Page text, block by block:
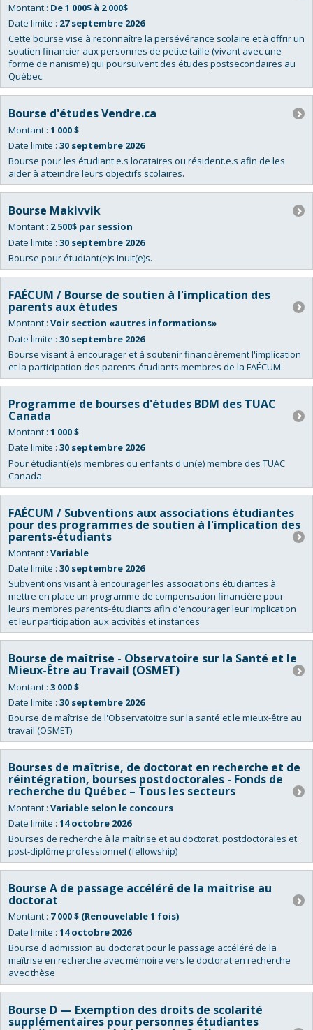
Montant : De 1 000$ à 2 000$
Date limite : 27 septembre 2026
Cette bourse vise à reconnaître la persévérance scolaire et à offrir un
soutien financier aux personnes de petite taille (vivant avec une
forme de nanisme) qui poursuivent des études postsecondaires au
Québec.
Bourse d'études Vendre.ca
Montant : 1 000 $
Date limite : 30 septembre 2026
Bourse pour les étudiant.e.s locataires ou résident.e.s afin de les
aider à atteindre leurs objectifs scolaires.
Bourse Makivvik
Montant : 2 500$ par session
Date limite : 30 septembre 2026
Bourse pour étudiant(e)s Inuit(e)s.
FAÉCUM / Bourse de soutien à l'implication des
parents aux études
Montant : Voir section «autres informations»
Date limite : 30 septembre 2026
Bourse visant à encourager et à soutenir financièrement l'implication
et la participation des parents-étudiants membres de la FAÉCUM.
Programme de bourses d'études BDM des TUAC
Canada
Montant : 1 000 $
Date limite : 30 septembre 2026
Pour étudiant(e)s membres ou enfants d'un(e) membre des TUAC
Canada.
FAÉCUM / Subventions aux associations étudiantes
pour des programmes de soutien à l'implication des
parents-étudiants
Montant : Variable
Date limite : 30 septembre 2026
Subventions visant à encourager les associations étudiantes à
mettre en place un programme de compensation financière pour
leurs membres parents-étudiants afin d'encourager leur implication
et leur participation aux activités et instances
Bourse de maîtrise - Observatoire sur la Santé et le
Mieux-Être au Travail (OSMET)
Montant : 3 000 $
Date limite : 30 septembre 2026
Bourse de maîtrise de l'Observatoitre sur la santé et le mieux-être au
travail (OSMET)
Bourses de maîtrise, de doctorat en recherche et de
réintégration, bourses postdoctorales - Fonds de
recherche du Québec – Tous les secteurs
Montant : Variable selon le concours
Date limite : 14 octobre 2026
Bourses de recherche à la maîtrise et au doctorat, postdoctorales et
post-diplôme professionnel (fellowship)
Bourse A de passage accéléré de la maitrise au
doctorat
Montant : 7 000 $ (Renouvelable 1 fois)
Date limite : 14 octobre 2026
Bourse d'admission au doctorat pour le passage accéléré de la
maîtrise en recherche avec mémoire vers le doctorat en recherche
avec thèse
Bourse D — Exemption des droits de scolarité
supplémentaires pour personnes étudiantes